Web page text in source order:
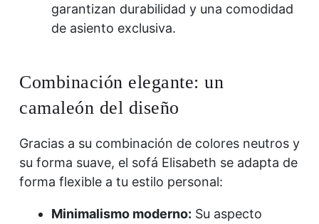
garantizan durabilidad y una comodidad
de asiento exclusiva.
Combinación elegante: un
camaleón del diseño
Gracias a su combinación de colores neutros y
su forma suave, el sofá Elisabeth se adapta de
forma flexible a tu estilo personal:
Minimalismo moderno: Su aspecto